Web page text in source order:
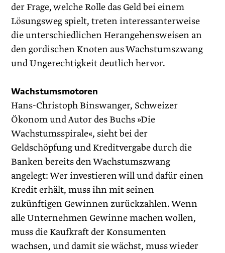
der Frage, welche Rolle das Geld bei einem
Lösungsweg spielt, treten interessanterweise
die unterschiedlichen Herangehensweisen an
den gordischen Knoten aus Wachstumszwang
und Ungerechtigkeit deutlich hervor.
Wachstumsmotoren
Hans-Christoph Binswanger, Schweizer
Ökonom und Autor des Buchs »Die
Wachstumsspirale«, sieht bei der
Geldschöpfung und Kreditvergabe durch die
Banken bereits den Wachstumszwang
angelegt: Wer investieren will und dafür einen
Kredit erhält, muss ihn mit seinen
zukünftigen Gewinnen zurückzahlen. Wenn
alle Unternehmen Gewinne machen wollen,
muss die Kaufkraft der Konsumenten
wachsen, und damit sie wächst, muss wieder